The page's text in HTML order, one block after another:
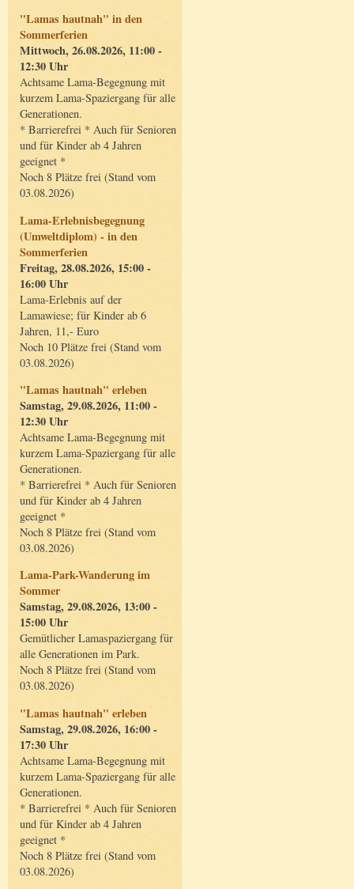
"Lamas hautnah" in den
Sommerferien
Mittwoch, 26.08.2026, 11:00 -
12:30 Uhr
Achtsame Lama-Begegnung mit
kurzem Lama-Spaziergang für alle
Generationen.
* Barrierefrei * Auch für Senioren
und für Kinder ab 4 Jahren
geeignet *
Noch 8 Plätze frei (Stand vom
03.08.2026)
Lama-Erlebnisbegegnung
(Umweltdiplom) - in den
Sommerferien
Freitag, 28.08.2026, 15:00 -
16:00 Uhr
Lama-Erlebnis auf der
Lamawiese; für Kinder ab 6
Jahren, 11,- Euro
Noch 10 Plätze frei (Stand vom
03.08.2026)
"Lamas hautnah" erleben
Samstag, 29.08.2026, 11:00 -
12:30 Uhr
Achtsame Lama-Begegnung mit
kurzem Lama-Spaziergang für alle
Generationen.
* Barrierefrei * Auch für Senioren
und für Kinder ab 4 Jahren
geeignet *
Noch 8 Plätze frei (Stand vom
03.08.2026)
Lama-Park-Wanderung im
Sommer
Samstag, 29.08.2026, 13:00 -
15:00 Uhr
Gemütlicher Lamaspaziergang für
alle Generationen im Park.
Noch 8 Plätze frei (Stand vom
03.08.2026)
"Lamas hautnah" erleben
Samstag, 29.08.2026, 16:00 -
17:30 Uhr
Achtsame Lama-Begegnung mit
kurzem Lama-Spaziergang für alle
Generationen.
* Barrierefrei * Auch für Senioren
und für Kinder ab 4 Jahren
geeignet *
Noch 8 Plätze frei (Stand vom
03.08.2026)